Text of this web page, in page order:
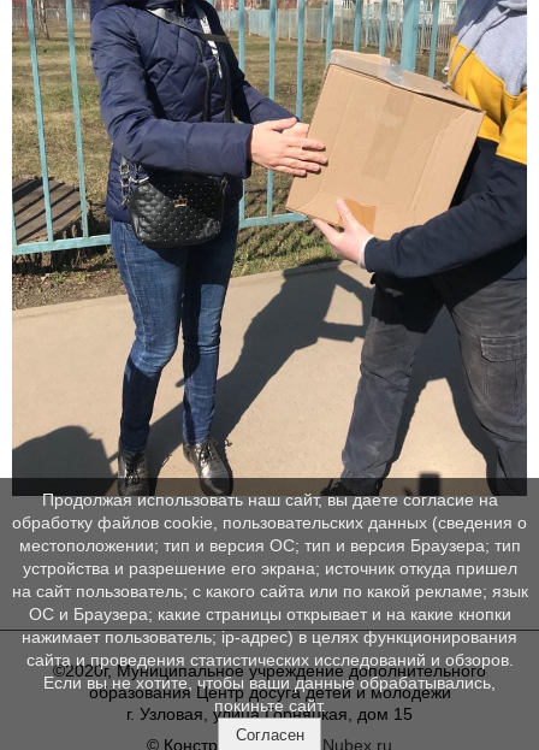
©2020г, Муниципальное учреждение дополнительного
образования Центр досуга детей и молодежи
г. Узловая, улица Горняцкая, дом 15
© Конструктор сайтов Nubex.ru
Продолжая использовать наш сайт, вы даете согласие на
обработку файлов cookie, пользовательских данных (сведения о
местоположении; тип и версия ОС; тип и версия Браузера; тип
устройства и разрешение его экрана; источник откуда пришел
на сайт пользователь; с какого сайта или по какой рекламе; язык
ОС и Браузера; какие страницы открывает и на какие кнопки
нажимает пользователь; ip-адрес) в целях функционирования
сайта и проведения статистических исследований и обзоров.
Если вы не хотите, чтобы ваши данные обрабатывались,
покиньте сайт.
Согласен